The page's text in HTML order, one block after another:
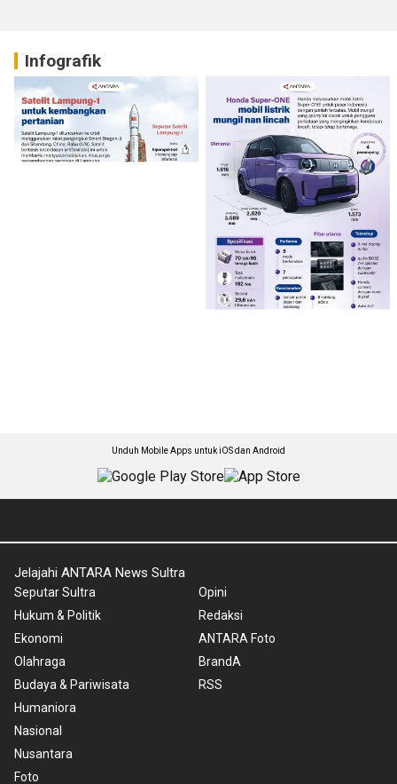
Infografik
Unduh Mobile Apps untuk iOS dan Android
Jelajahi ANTARA News Sultra
Seputar Sultra
Hukum & Politik
Ekonomi
Olahraga
Budaya & Pariwisata
Humaniora
Nasional
Nusantara
Foto
Opini
Redaksi
ANTARA Foto
BrandA
RSS